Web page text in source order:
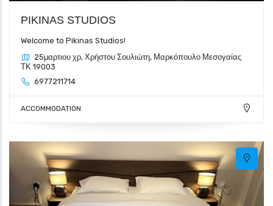
PIKINAS STUDIOS
Welcome to Pikinas Studios!
25μαρτιου χρ, Χρήστου Σουλιώτη, Μαρκόπουλο Μεσογαίας
ΤΚ 19003
6977211714
ACCOMMODATION